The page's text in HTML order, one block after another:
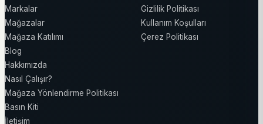
Markalar
Mağazalar
Mağaza Katılımı
Blog
Hakkımızda
Nasıl Çalışır?
Mağaza Yönlendirme Politikası
Basın Kiti
İletişim
Gizlilik Politikası
Kullanım Koşulları
Çerez Politikası